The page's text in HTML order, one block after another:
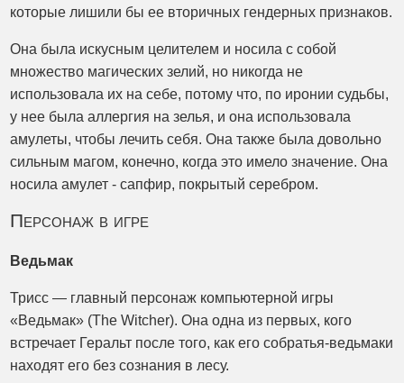
которые лишили бы ее вторичных гендерных признаков.
Она была искусным целителем и носила с собой
множество магических зелий, но никогда не
использовала их на себе, потому что, по иронии судьбы,
у нее была аллергия на зелья, и она использовала
амулеты, чтобы лечить себя. Она также была довольно
сильным магом, конечно, когда это имело значение. Она
носила амулет - сапфир, покрытый серебром.
Персонаж в игре
Ведьмак
Трисс — главный персонаж компьютерной игры
«Ведьмак» (The Witcher). Она одна из первых, кого
встречает Геральт после того, как его собратья-ведьмаки
находят его без сознания в лесу.